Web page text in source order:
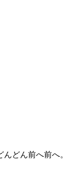
どん前へ前へ。